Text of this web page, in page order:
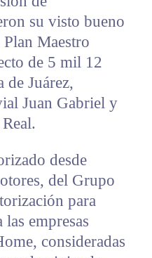
su visto bueno
Maestro
de 5 mil 12
de Juárez,
Juan Gabriel y
desde
del Grupo
para
empresas
consideradas